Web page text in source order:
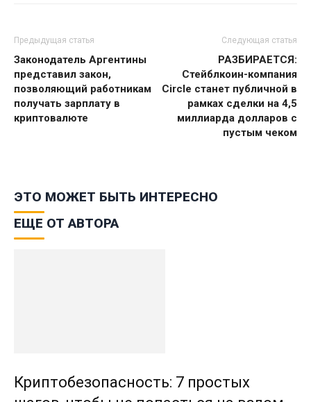
Предыдущая статья
Законодатель Аргентины
представил закон,
позволяющий работникам
получать зарплату в
криптовалюте
Следующая статья
РАЗБИРАЕТСЯ:
Стейблкоин-компания
Circle станет публичной в
рамках сделки на 4,5
миллиарда долларов с
пустым чеком
ЭТО МОЖЕТ БЫТЬ ИНТЕРЕСНО
ЕЩЕ ОТ АВТОРА
Криптобезопасность: 7 простых